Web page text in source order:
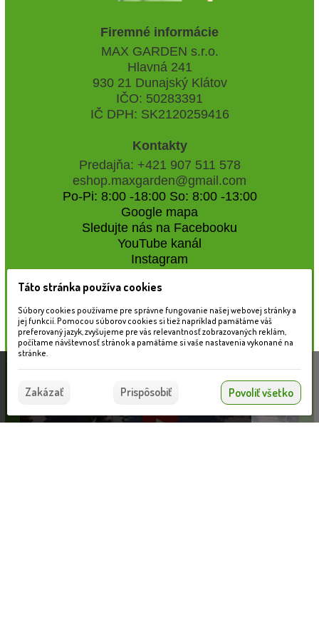
Firemné informácie
MAX GARDEN s.r.o.
Hlavná 241
930 21 Dunajský Klátov
IČO: 50283391
IČ DPH: SK2120259416
Kontakty
Predajňa: +421 907 511 578
eshop.maxgarden@gmail.com
Po-Pi: 8:00 -18:00 So: 8:00 -13:00
Google mapa
Sledujte nás na Facebooku
YouTube kanál
Instagram
Naše záhradné centrum
Táto stránka používa súbory cookies, ktoré nám
pomáhajú poskytovať služby. Používaním našich
služieb vyjadrujete súhlas s používaním súborov
Súhlasím
Táto stránka používa cookies
Súbory cookies používame pre správne fungovanie našej webovej stránky a
jej funkcií. Pomocou súborov cookies si tiež napríklad pamätáme váš
preferovaný jazyk, zvyšujeme pre vás relevantnosť zobrazovaných reklám,
počítame návštevnosť stránok a pamätáme si vaše nastavenia vykonané na
stránke.
Zakázať Prispôsobiť Povoliť všetko